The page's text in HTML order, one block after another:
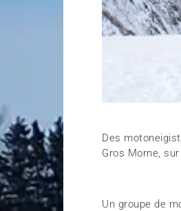
Des
Gros Morne,
Un groupe de